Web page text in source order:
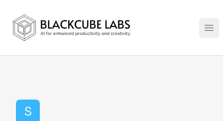
Jobs in Generative AI, Automation & Virtual Technologies
S